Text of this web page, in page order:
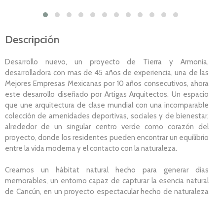
Descripción
Desarrollo nuevo, un proyecto de Tierra y Armonia,
desarrolladora con mas de 45 años de experiencia, una de las
Mejores Empresas Mexicanas por 10 años consecutivos, ahora
este desarrollo diseñado por Artigas Arquitectos. Un espacio
que une arquitectura de clase mundial con una incomparable
colección de amenidades deportivas, sociales y de bienestar,
alrededor de un singular centro verde como corazón del
proyecto, donde los residentes pueden encontrar un equilibrio
entre la vida moderna y el contacto con la naturaleza.
Creamos un hábitat natural hecho para generar días
memorables, un entorno capaz de capturar la esencia natural
de Cancún, en un proyecto espectacular hecho de naturaleza